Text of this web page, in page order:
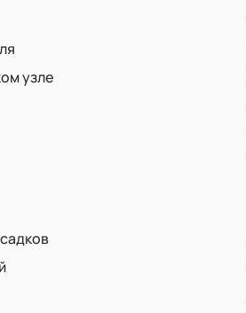
узле